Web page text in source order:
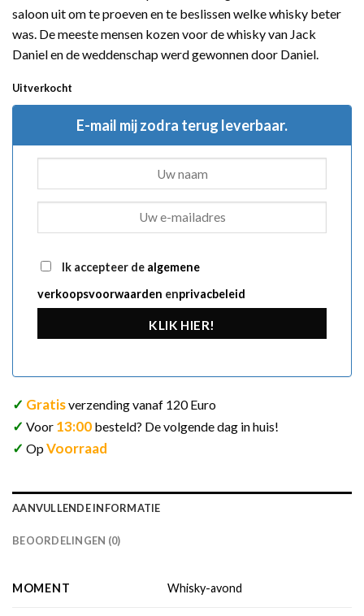
saloon uit om te proeven en te beslissen welke whisky beter
was. De meeste mensen kozen voor de whisky van Jack
Daniel en de weddenschap werd gewonnen door Daniel.
Uitverkocht
E-mail mij zodra terug leverbaar.
Ik accepteer de algemene
verkoopsvoorwaarden enprivacbeleid
KLIK HIER!
✓ Gratisverzending vanaf 120 Euro
✓ Voor 13:00 besteld? De volgende dag in huis!
✓ OpVoorraad
AANVULLENDE INFORMATIE
BEOORDELINGEN (0)
MOMENT Whisky-avond